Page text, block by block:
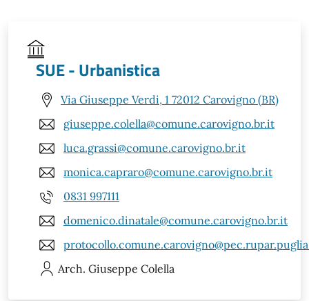
SUE - Urbanistica
Via Giuseppe Verdi, 1 72012 Carovigno (BR)
giuseppe.colella@comune.carovigno.br.it
luca.grassi@comune.carovigno.br.it
monica.capraro@comune.carovigno.br.it
0831 997111
domenico.dinatale@comune.carovigno.br.it
Arch. Giuseppe Colella